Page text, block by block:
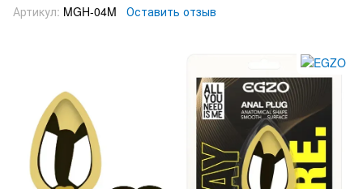
Артикул: MGH-04M Оставить отзыв